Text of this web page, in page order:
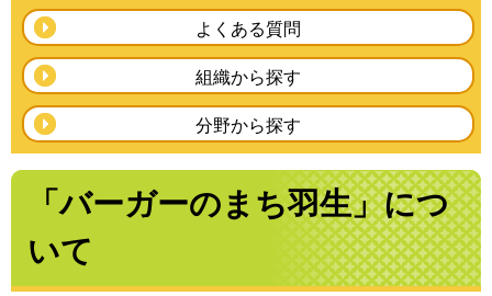
よくある質問
組織から探す
分野から探す
「バーガーのまち羽生」につ
いて